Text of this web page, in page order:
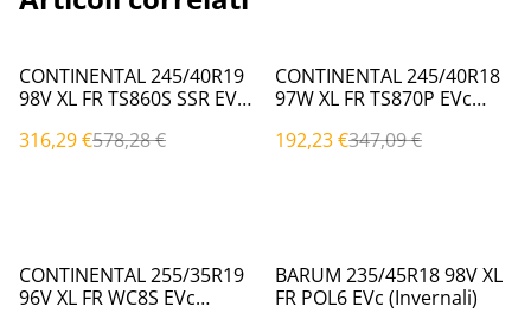
%
CONTINENTAL 245/40R19
98V XL FR TS860S SSR EVc
316,29 €578,28 €
%
CONTINENTAL 245/40R18
97W XL FR TS870P EVc
192,23 €347,09 €
%
CONTINENTAL 255/35R19
96V XL FR WC8S EVc
%
BARUM 235/45R18 98V XL
FR POL6 EVc (Invernali)